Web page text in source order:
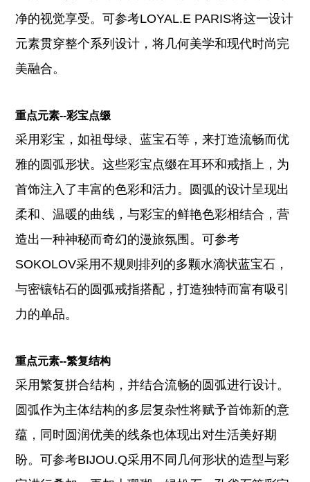
净的视觉享受。可参考LOYAL.E PARIS将这一设计
元素贯穿整个系列设计，将几何美学和现代时尚完
美融合。
重点元素--彩宝点缀
采用彩宝，如祖母绿、蓝宝石等，来打造流畅而优
雅的圆弧形状。这些彩宝点缀在耳环和戒指上，为
首饰注入了丰富的色彩和活力。圆弧的设计呈现出
柔和、温暖的曲线，与彩宝的鲜艳色彩相结合，营
造出一种神秘而奇幻的漫旅氛围。可参考
SOKOLOV采用不规则排列的多颗水滴状蓝宝石，
与密镶钻石的圆弧戒指搭配，打造独特而富有吸引
力的单品。
重点元素--繁复结构
采用繁复拼合结构，并结合流畅的圆弧进行设计。
圆弧作为主体结构的多层复杂性将赋予首饰新的意
蕴，同时圆润优美的线条也体现出对生活美好期
盼。可参考BIJOU.Q采用不同几何形状的造型与彩